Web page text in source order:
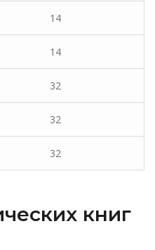
14
14
32
32
32
книг